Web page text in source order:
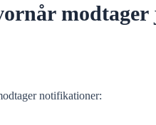
notifikationer: